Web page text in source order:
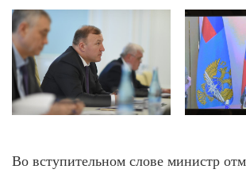
Во вступительном слове министр